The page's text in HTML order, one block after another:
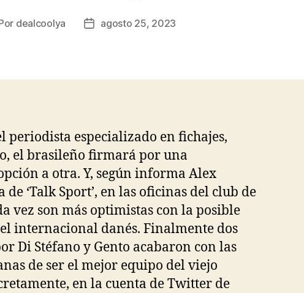
dealcoolya
Fechaagosto 25, 2023
periodista especializado en fichajes,
el brasileño firmará por una
a otra. Y, según informa Alex
‘Talk Sport’, en las oficinas del club de
vez son más optimistas con la posible
internacional danés. Finalmente dos
Di Stéfano y Gento acabaron con las
de ser el mejor equipo del viejo
en la cuenta de Twitter de